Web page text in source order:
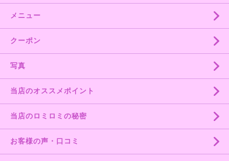
メニュー
クーポン
写真
当店のオススメポイント
当店のロミロミの秘密
お客様の声・口コミ